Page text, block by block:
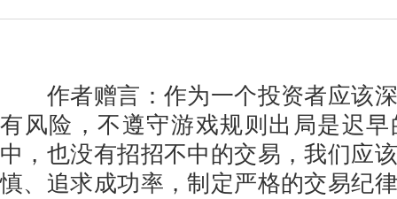
作者赠言：作为一个投资者应该深
有风险，不遵守游戏规则出局是迟
中，也没有招招不中的交易，我们应
慎、追求成功率，制定严格的交易纪